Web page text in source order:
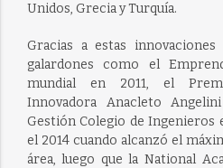
Unidos, Grecia y Turquía.
Gracias a estas
galardones como el
mundial en 2011, el
Innovadora Anacleto
Gestión Colegio de Ingenieros
el 2014 cuando alcanzó el
área, luego que la National